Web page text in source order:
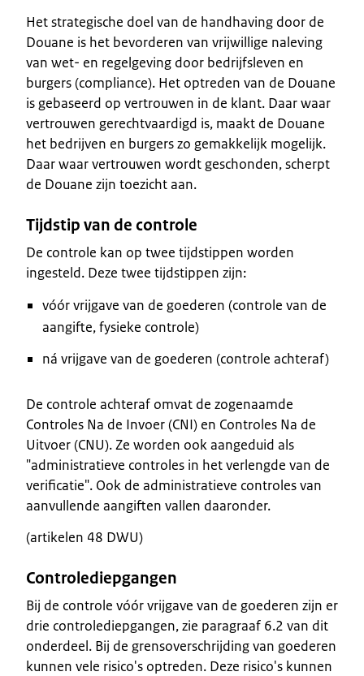
Het strategische doel van de handhaving door de
Douane is het bevorderen van vrijwillige naleving
van wet- en regelgeving door bedrijfsleven en
burgers (compliance). Het optreden van de Douane
is gebaseerd op vertrouwen in de klant. Daar waar
vertrouwen gerechtvaardigd is, maakt de Douane
het bedrijven en burgers zo gemakkelijk mogelijk.
Daar waar vertrouwen wordt geschonden, scherpt
de Douane zijn toezicht aan.
Tijdstip van de controle
De controle kan op twee tijdstippen worden
ingesteld. Deze twee tijdstippen zijn:
vóór vrijgave van de goederen (controle van de
aangifte, fysieke controle)
ná vrijgave van de goederen (controle achteraf)
De controle achteraf omvat de zogenaamde
Controles Na de Invoer (CNI) en Controles Na de
Uitvoer (CNU). Ze worden ook aangeduid als
"administratieve controles in het verlengde van de
verificatie". Ook de administratieve controles van
aanvullende aangiften vallen daaronder.
(artikelen 48 DWU)
Controlediepgangen
Bij de controle vóór vrijgave van de goederen zijn er
drie controlediepgangen, zie paragraaf 6.2 van dit
onderdeel. Bij de grensoverschrijding van goederen
kunnen vele risico's optreden. Deze risico's kunnen